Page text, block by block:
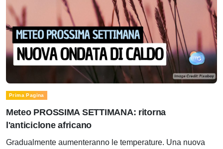
Prima Pagina
Meteo PROSSIMA SETTIMANA: ritorna
l'anticiclone africano
Gradualmente aumenteranno le temperature. Una nuova